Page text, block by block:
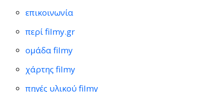
επικοινωνία
περί filmy.gr
ομάδα filmy
χάρτης filmy
πηγές υλικού filmy